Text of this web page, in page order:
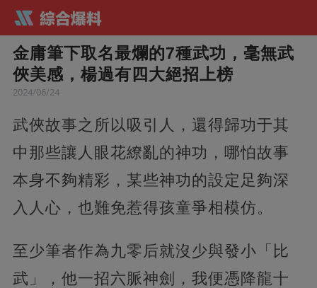
金庸筆下取名最爛的7種武功，毫無武
俠美感，楊過有四大絕招上榜
2024/06/24
武俠故事之所以吸引人，還得歸功于其
中那些讓人眼花繚亂的神功，哪怕故事
本身不夠精彩，某些神功的設定足夠深
入人心，也難免惹得孩童爭相模仿。
至少筆者作為九零后就沒少與發小「比
武」，他一招六脈神劍，我便憑降龍十